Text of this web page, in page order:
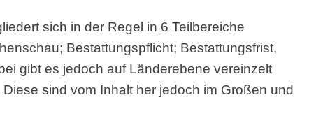
sich in der Regel in 6 Teilbereiche
Bestattungspflicht; Bestattungsfrist,
gibt es jedoch auf Länderebene vereinzelt
sind vom Inhalt her jedoch im Großen und